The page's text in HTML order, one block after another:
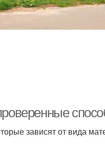
зависят от вида